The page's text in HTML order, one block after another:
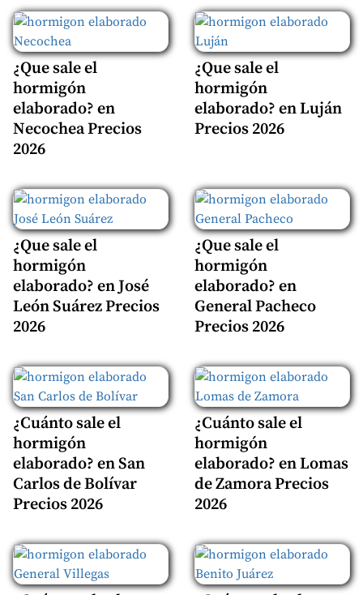
¿Que sale el
hormigón
elaborado? en
Necochea Precios
2026
¿Que sale el
hormigón
elaborado? en Luján
Precios 2026
¿Que sale el
hormigón
elaborado? en José
León Suárez Precios
2026
¿Que sale el
hormigón
elaborado? en
General Pacheco
Precios 2026
¿Cuánto sale el
hormigón
elaborado? en San
Carlos de Bolívar
Precios 2026
¿Cuánto sale el
hormigón
elaborado? en Lomas
de Zamora Precios
2026